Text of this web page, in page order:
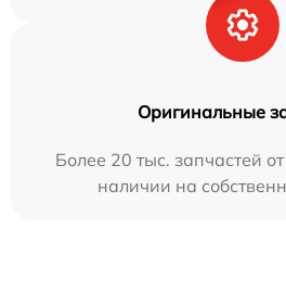
Оригинальные
Более 20 тыс. запчастей
наличии на